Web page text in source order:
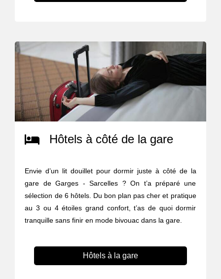
Hôtels à côté de la gare
Envie d’un lit douillet pour dormir juste à côté de la
gare de Garges - Sarcelles ? On t’a préparé une
sélection de 6 hôtels. Du bon plan pas cher et pratique
au 3 ou 4 étoiles grand confort, t’as de quoi dormir
tranquille sans finir en mode bivouac dans la gare.
Hôtels à la gare